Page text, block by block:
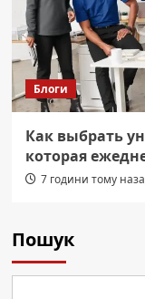
Блоги
Как выбрать
которая
7 години тому
Пошук